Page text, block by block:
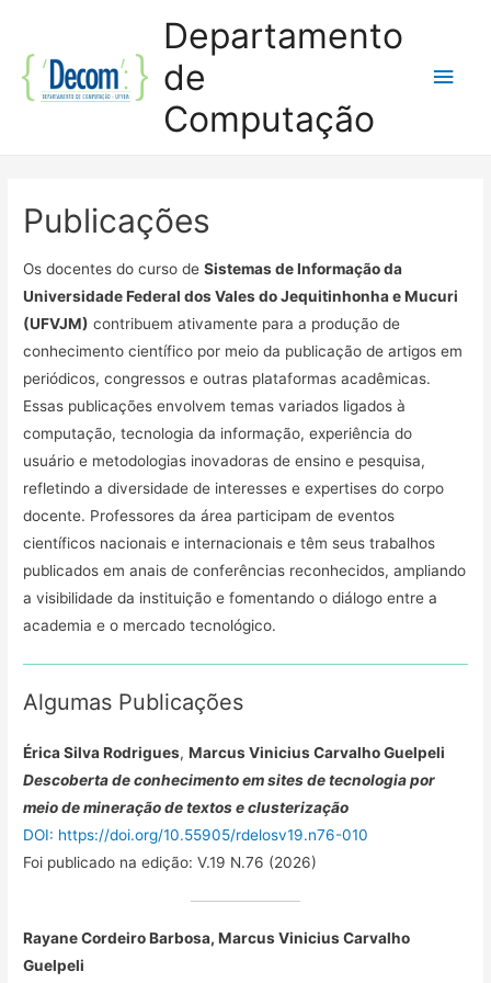
Departamento
de
Computação
Publicações
Os docentes do curso deSistemas de Informação da
Universidade Federal dos Vales do Jequitinhonha e Mucuri
(UFVJM) contribuem ativamente para a produção de
conhecimento científico por meio da publicação de artigos em
periódicos, congressos e outras plataformas acadêmicas.
Essas publicações envolvem temas variados ligados à
computação, tecnologia da informação, experiência do
usuário e metodologias inovadoras de ensino e pesquisa,
refletindo a diversidade de interesses e expertises do corpo
docente. Professores da área participam de eventos
científicos nacionais e internacionais e têm seus trabalhos
publicados em anais de conferências reconhecidos, ampliando
a visibilidade da instituição e fomentando o diálogo entre a
academia e o mercado tecnológico.
Algumas Publicações
Érica Silva Rodrigues,Marcus Vinicius Carvalho Guelpeli
Descoberta de conhecimento em sites de tecnologia por
meio de mineração de textos e clusterização
DOI: https://doi.org/10.55905/rdelosv19.n76-010
Foi publicado na edição: V.19 N.76 (2026)
Rayane Cordeiro Barbosa,Marcus Vinicius Carvalho
Guelpeli